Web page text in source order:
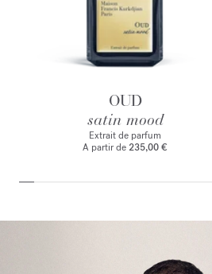
OUD
satin mood
Extrait de parfum
A partir de 235,00 €